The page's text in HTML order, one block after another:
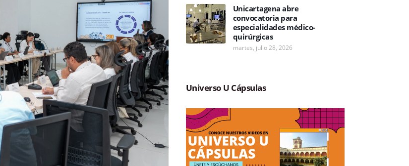
Unicartagena abre
convocatoria para
especialidades médico-
quirúrgicas
martes, julio 28, 2026
Universo U Cápsulas